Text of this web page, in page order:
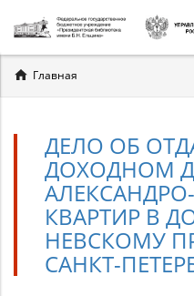
Вы
здесь
Главная
ДЕЛО ОБ
ДОХОДНОМ
КВАРТИР В
НЕВСКОМУ
САНКТ-